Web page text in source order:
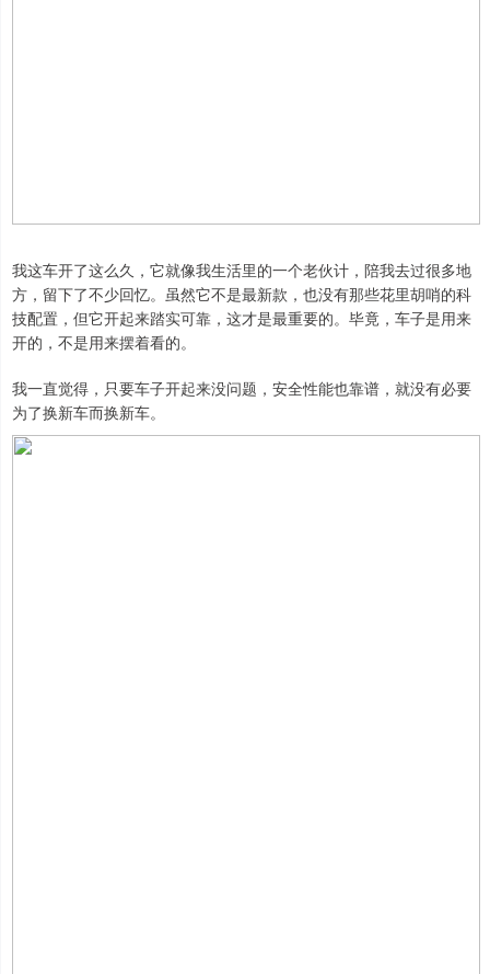
我这车开了这么久，它就像我生活里的一个老伙计，陪我去过很多地
方，留下了不少回忆。虽然它不是最新款，也没有那些花里胡哨的科
技配置，但它开起来踏实可靠，这才是最重要的。毕竟，车子是用来
开的，不是用来摆着看的。
我一直觉得，只要车子开起来没问题，安全性能也靠谱，就没有必要
为了换新车而换新车。